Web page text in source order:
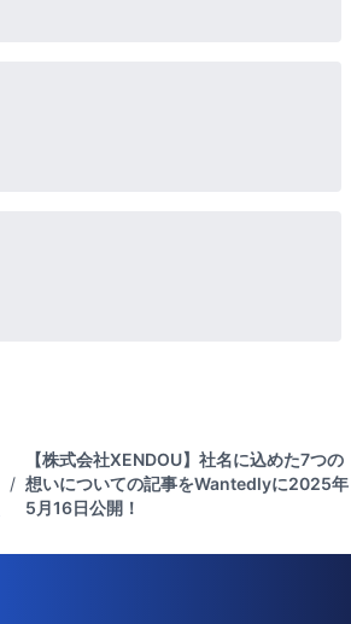
/
【株式会社XENDOU】社名に込めた7つの
想いについての記事をWantedlyに2025年
5月16日公開！